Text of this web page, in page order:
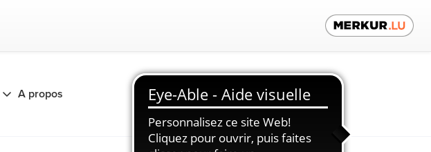
A propos Contactez-nous